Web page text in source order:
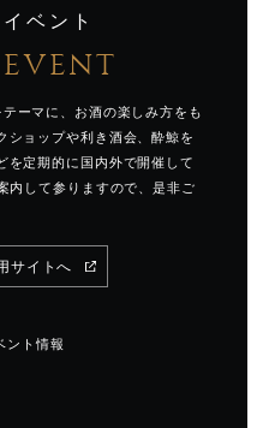
ベント
ーマに、お酒の楽しみ方をも
ショップや利き酒会、酔鯨を
を定期的に国内外で開催して
内して参りますので、是非ご
サイトへ
ント情報